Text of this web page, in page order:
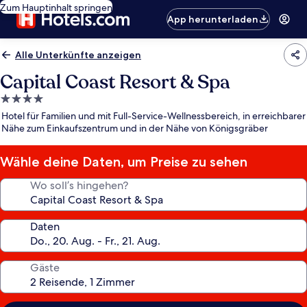
Zum Hauptinhalt springen
App herunterladen
Alle Unterkünfte anzeigen
Capital Coast Resort & Spa
4.0-
Sterne-
Unterkunft
Hotel für Familien und mit Full-Service-Wellnessbereich, in erreichbarer
Nähe zum Einkaufszentrum und in der Nähe von Königsgräber
Wähle deine Daten, um Preise zu sehen
Wo soll’s hingehen?
Daten
Gäste